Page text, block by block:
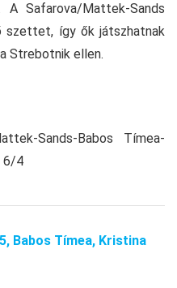
Safarova/Mattek-Sands
szettet, így ők játszhatnak
Strebotnik ellen.
Sands-Babos Tímea-
6/4
Babos Tímea, Kristina